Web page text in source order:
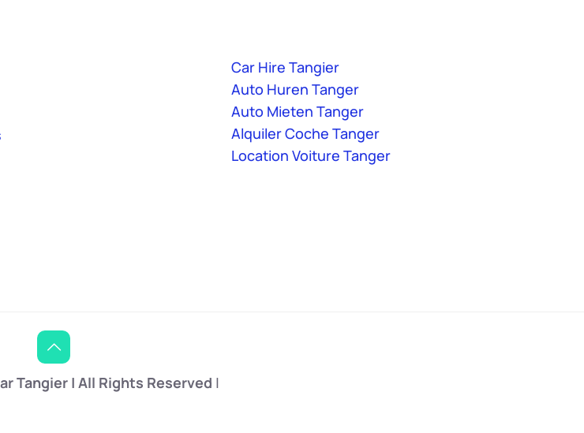
Car Hire Tangier
Auto Huren Tanger
Auto Mieten Tanger
Alquiler Coche Tanger
Location Voiture Tanger
Tangier | All Rights Reserved |